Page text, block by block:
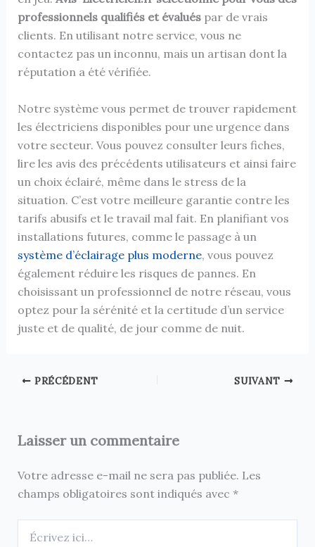
professionnels qualifiés et évaluéspar de vrais
clients. En utilisant notre service, vous ne
contactez pas un inconnu, mais un artisan dont la
réputation a été vérifiée.
Notre système vous permet de trouver rapidement
les électriciens disponibles pour une urgence dans
votre secteur. Vous pouvez consulter leurs fiches,
lire les avis des précédents utilisateurs et ainsi faire
un choix éclairé, même dans le stress de la
situation. C’est votre meilleure garantie contre les
tarifs abusifs et le travail mal fait. En planifiant vos
installations futures, comme le passage à un
système d’éclairage plus moderne, vous pouvez
également réduire les risques de pannes. En
choisissant un professionnel de notre réseau, vous
optez pour la sérénité et la certitude d’un service
juste et de qualité, de jour comme de nuit.
PRÉCÉDENT SUIVANT
Laisser un commentaire
Votre adresse e-mail ne sera pas publiée. Les
champs obligatoires sont indiqués avec *
ici…